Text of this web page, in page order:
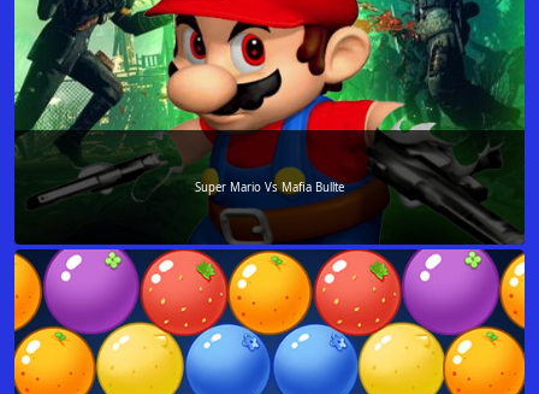
Super Mario Vs Mafia Bullte